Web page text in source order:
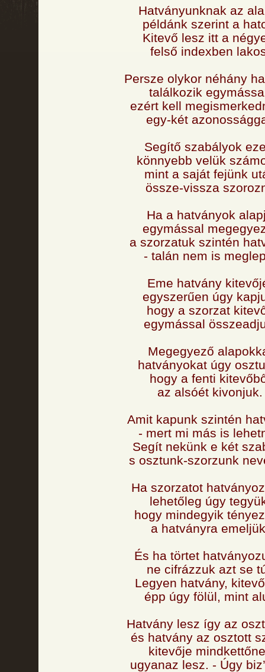
Hatványunknak az
példánk szerint a
Kitevő lesz itt a
felső indexben
Persze olykor néhány
találkozik
ezért kell
egy-két
Segítő szabályok
könnyebb velük
mint a saját fejünk
össze-vissza
Ha a hatványok
egymással
a szorzatuk szintén
- talán nem is
Eme hatvány
egyszerűen úgy
hogy a szorzat
egymással
Megegyező
hatványokat úgy
hogy a fenti
az alsóét kivonjuk.
Amit kapunk szintén
- mert mi más is
Segít nekünk e két
s osztunk-szorzunk
Ha szorzatot
lehetőleg úgy
hogy mindegyik
a hatványra
És ha törtet
ne cifrázzuk azt se
Legyen hatvány,
épp úgy fölül, mint
Hatvány lesz így az
és hatvány az osztott
kitevője
ugyanaz lesz. - Úgy